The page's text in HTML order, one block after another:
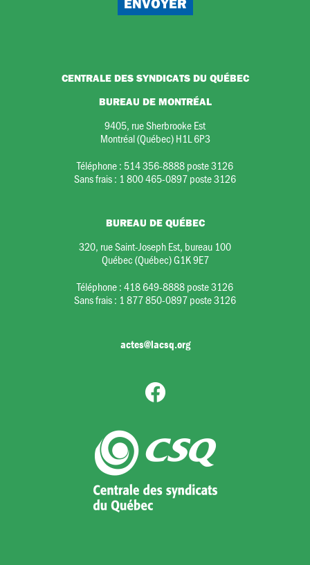
CENTRALE DES SYNDICATS DU QUÉBEC
BUREAU DE MONTRÉAL
9405, rue Sherbrooke Est
Montréal (Québec) H1L 6P3
Téléphone : 514 356-8888 poste 3126
Sans frais : 1 800 465-0897 poste 3126
BUREAU DE QUÉBEC
320, rue Saint-Joseph Est, bureau 100
Québec (Québec) G1K 9E7
Téléphone :418 649-8888 poste 3126
Sans frais : 1 877 850-0897 poste 3126
actes@lacsq.org